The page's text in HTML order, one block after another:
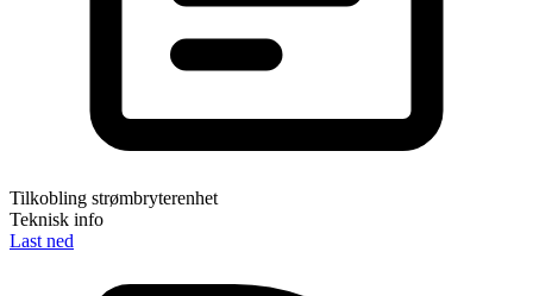
Tilkobling strømbryterenhet
Teknisk info
Last ned